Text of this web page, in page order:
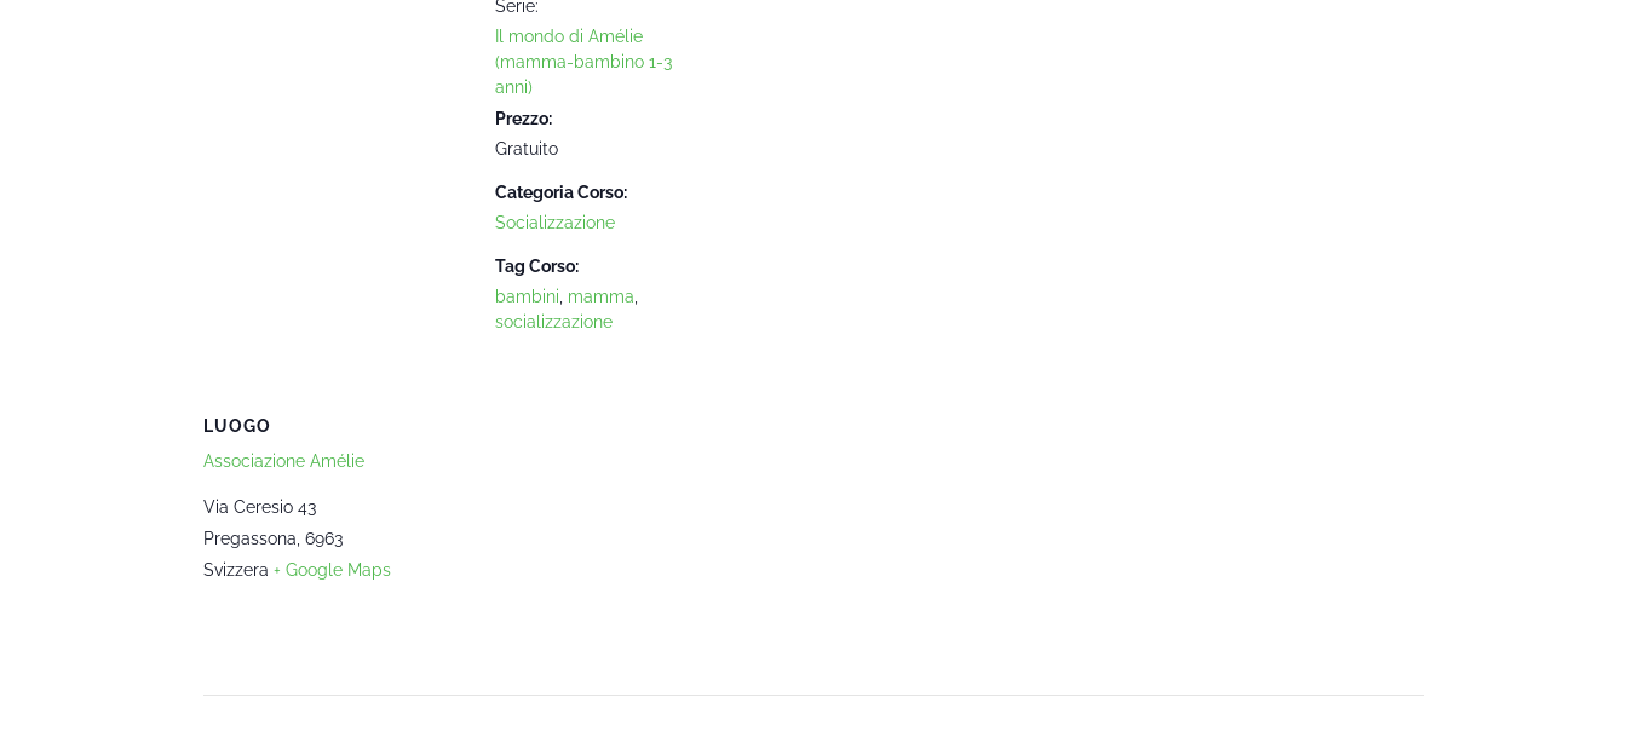
Serie:
Il mondo di Amélie
(mamma-bambino 1-3
anni)
Prezzo:
Gratuito
Categoria Corso:
Socializzazione
Tag Corso:
bambini mamma
socializzazione
LUOGO
Associazione Amélie
Via Ceresio 43
Pregassona 6963
Svizzera + Google Maps